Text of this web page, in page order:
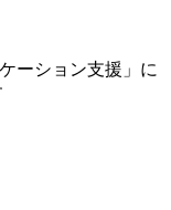
ーション支援」に